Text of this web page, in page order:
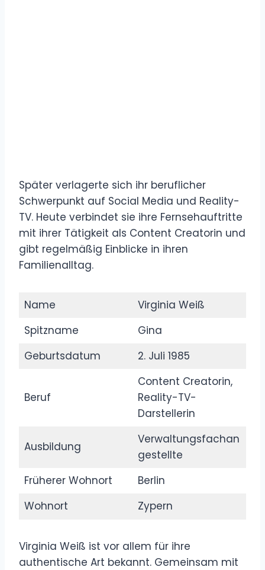
Später verlagerte sich ihr beruflicher
Schwerpunkt auf Social Media und Reality-
TV. Heute verbindet sie ihre Fernsehauftritte
mit ihrer Tätigkeit als Content Creatorin und
gibt regelmäßig Einblicke in ihren
Familienalltag.
Name
Virginia Weiß
Spitzname
Gina
Geburtsdatum
2. Juli 1985
Beruf
Content Creatorin,
Reality-TV-
Darstellerin
Ausbildung
Verwaltungsfachan
gestellte
Früherer Wohnort
Berlin
Wohnort
Zypern
Virginia Weiß ist vor allem für ihre
authentische Art bekannt. Gemeinsam mit